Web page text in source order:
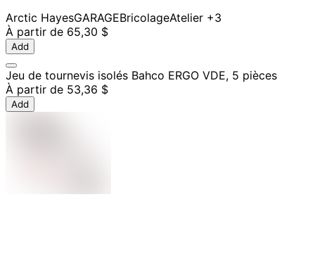
Arctic HayesGARAGEBricolageAtelier +3
À partir de 65,30 $
Add
Jeu de tournevis isolés Bahco ERGO VDE, 5 pièces
À partir de 53,36 $
Add